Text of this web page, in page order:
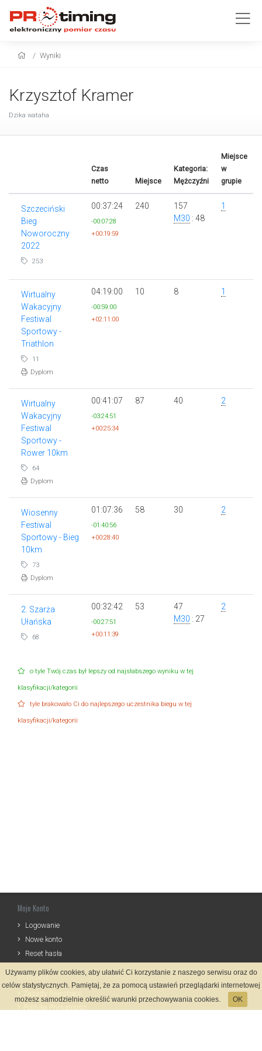
Wyniki
Krzysztof Kramer
Dzika wataha
Czas
netto
Miejsce
Kategoria:
Mężczyźni
Miejsce
w
grupie
Szczeciński
Bieg
Noworoczny
2022
253
00:37:24
-00:07:28
+00:19:59
240
157
M30 : 48
1
Wirtualny
Wakacyjny
Festiwal
Sportowy -
Triathlon
11
Dyplom
04:19:00
-00:59:00
+02:11:00
10 8 1
Wirtualny
Wakacyjny
Festiwal
Sportowy -
Rower 10km
64
Dyplom
00:41:07
-03:24:51
+00:25:34
87 40 2
Wiosenny
Festiwal
Sportowy - Bieg
10km
73
Dyplom
01:07:36
-01:40:56
+00:28:40
58 30 2
2. Szarża
Ułańska
68
00:32:42
-00:27:51
+00:11:39
53
47
M30 : 27
2
o tyle Twój czas był lepszy od najsłabszego wyniku w tej
klasyfikacji/kategorii
tyle brakowało Ci do najlepszego uczestnika biegu w tej
klasyfikacji/kategorii
Moje Konto
Logowanie
Nowe konto
Reset hasła
Informacje
Używamy plików cookies, aby ułatwić Ci korzystanie z naszego serwisu oraz do
celów statystycznych. Pamiętaj, że za pomocą ustawień przeglądarki internetowej
możesz samodzielnie określić warunki przechowywania cookies.
OK